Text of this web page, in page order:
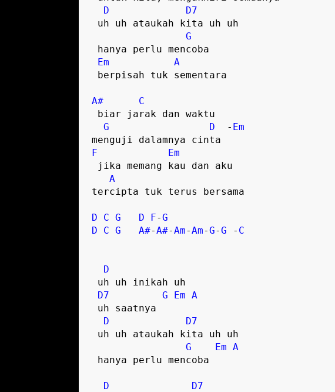
D
D7
G
Em
A
A#
C
G
D
  -
Em
F
Em
A
tercipta tuk terus bersama
D C G D F-G
D
C G A#-A#-Am-Am-G-G - C
D
D7
G Em A
D
D7
G
Em A
D
D7